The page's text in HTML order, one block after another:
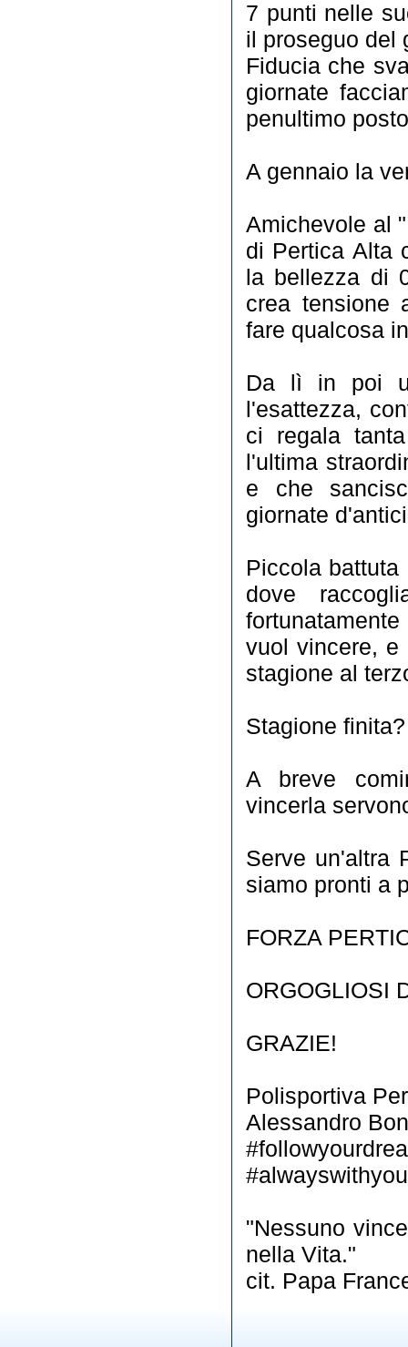
7 punti nelle
il proseguo del
Fiducia che
giornate
penultimo
A gennaio la
Amichevole al
di Pertica Alta
la bellezza di
crea tensione
fare qualcosa
Da lì in poi
l'esattezza,
ci regala
l'ultima
e che
giornate
Piccola
dove
vuol vincere, e
stagione al
Stagione
A breve
vincerla
Serve un'altra
siamo pronti a
FORZA
ORGOGLIOSI
GRAZIE!
Polisportiva
Alessandro
#alwayswithyou
"Nessuno
nella Vita."
cit. Papa